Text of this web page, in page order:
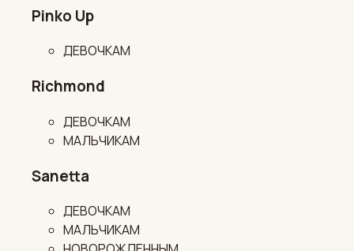
Pinko Up
ДЕВОЧКАМ
Richmond
ДЕВОЧКАМ
МАЛЬЧИКАМ
Sanetta
ДЕВОЧКАМ
МАЛЬЧИКАМ